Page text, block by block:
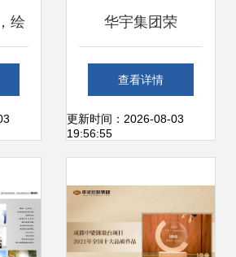
绘
物
实
华宇集团荣
登“2021中国民营
企业社会责任100
市绿化管理责任担
查看详情
更新时间：2026-08-03
19:56:55